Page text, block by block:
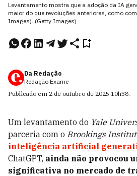
Levantamento mostra que a adoção da IA
maior do que revoluções anteriores, como
Images). (Getty Images)
Da Redação
Redação Exame
Publicado em 2 de outubro de 2025 10h38.
Um levantamento do Yale
parceria com o Brookings
inteligência artificial
ChatGPT, ainda não provocou
significativa no mercado de